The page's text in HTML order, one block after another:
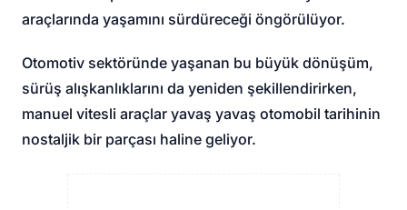
araçlarında yaşamını sürdüreceği öngörülüyor.
Otomotiv sektöründe yaşanan bu büyük dönüşüm,
sürüş alışkanlıklarını da yeniden şekillendirirken,
manuel vitesli araçlar yavaş yavaş otomobil tarihinin
nostaljik bir parçası haline geliyor.